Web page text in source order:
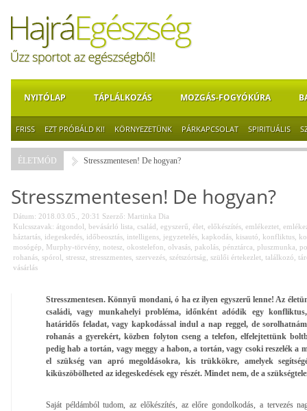
NYITÓLAP TÁPLÁLKOZÁS MOZGÁS-FOGYÓKÚRA
FRISS EZT PRÓBÁLD KI! KÖRNYEZETÜNK PÁRKAPCSOLAT SPIRITUÁLIS
ÉLETMÓD Stresszmentesen! De hogyan?
Stresszmentesen! De hogyan?
Dátum: 2018.03.05., 20:31 Szerző: Martinka Dia
Kulcsszavak: átgondol bevásárló lista család egyszerű élet előkészítés emlékeztet
háztartás idegeskedés időbeosztás intelligens jegyzetelés kapkodás kisautó konfliktus
mosógép
Murphy-törvény notesz okostelefon olvasás pakolás pénztárca pluszmunka
rohanás spórol stressz stresszmentes szervezés szétszórtság szülői értekezlet találkozó
vásárlás
Stresszmentesen. Könnyű mondani, ó ha ez ilyen egyszerű lenne! Az
családi, vagy munkahelyi probléma, időnként adódik egy
határidős feladat, vagy kapkodással indul a nap reggel, de
rohanás a gyerekért, közben folyton cseng a telefon, elfelejtettünk
pedig hab a tortán, vagy meggy a habon, a tortán, vagy csoki reszelék a
el szükség van apró megoldásokra, kis trükkökre, amelyek
kiküszöbölheted az idegeskedések egy részét. Mindet nem, de a
Saját példámból tudom, az előkészítés, az előre gondolkodás, a tervezés